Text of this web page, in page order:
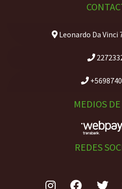
Leonardo Da Vinci
MEDIOS
REDES